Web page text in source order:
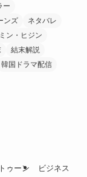
ー
ンズ
ネタバレ
ミン・ヒジン
結末解説
韓国ドラマ配信
ゥーン ビジネス